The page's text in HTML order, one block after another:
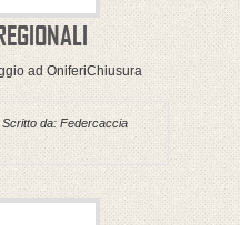
ad OniferiChiusura
Scritto da: Federcaccia